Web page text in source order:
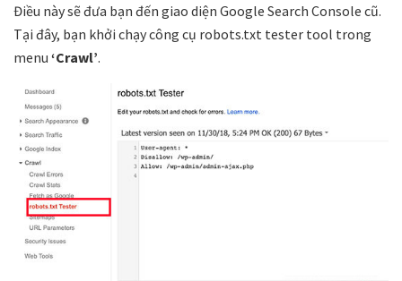
Điều này sẽ đưa bạn đến giao diện Google Search Console cũ.
Tại đây, bạn khởi chạy công cụ robots.txt tester tool trong
menu ‘Crawl’.